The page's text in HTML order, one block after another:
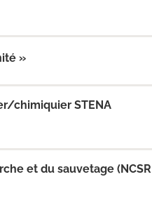
»
chimiquier STENA
et du sauvetage (NCSR